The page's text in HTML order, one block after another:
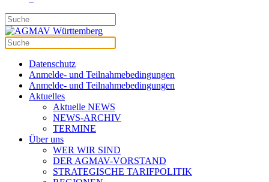
Datenschutz
Anmelde- und Teilnahmebedingungen
Anmelde- und Teilnahmebedingungen
Aktuelles
Aktuelle NEWS
NEWS-ARCHIV
TERMINE
Über uns
WER WIR SIND
DER AGMAV-VORSTAND
STRATEGISCHE TARIFPOLITIK